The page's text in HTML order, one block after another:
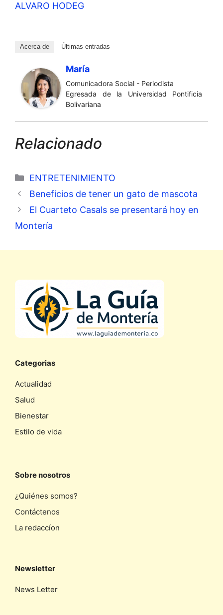
ALVARO HODEG
Acerca de Últimas entradas
María
Comunicadora Social - Periodista
Egresada de la Universidad Pontificia
Bolivariana
Relacionado
Categorías
ENTRETENIMIENTO
Beneficios de tener un gato de mascota
El Cuarteto Casals se presentará hoy en
Montería
Categorias
Actualidad
Salud
Bienestar
Estilo de vida
Sobre nosotros
¿Quiénes somos?
Contáctenos
La redaccíon
Newsletter
News Letter